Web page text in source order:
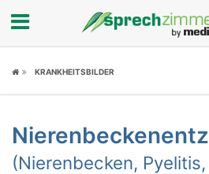
Fokus
Symptome
KRANKHEITSBILDER
(Nierenbecken,